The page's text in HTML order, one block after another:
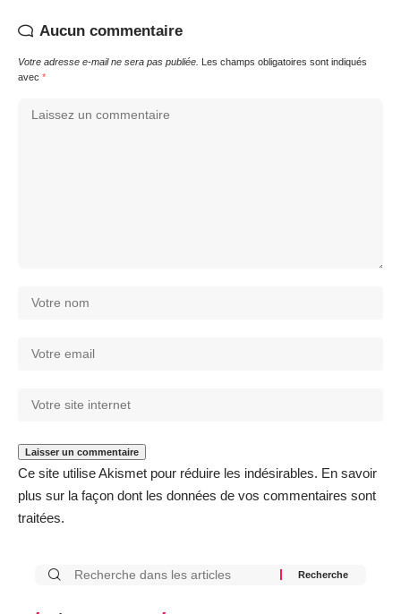
Aucun commentaire
Votre adresse e-mail ne sera pas publiée. Les champs obligatoires sont indiqués
avec *
Ce site utilise Akismet pour réduire les indésirables. En savoir
plus sur la façon dont les données de vos commentaires sont
traitées.